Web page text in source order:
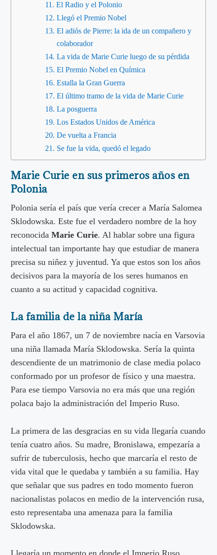
El Radio y el Polonio
Llegó el Premio Nobel
El adiós de Pierre: la ida de un compañero y
colaborador
La vida de Marie Curie luego de su pérdida
El Premio Nobel en Química
Estalla la Gran Guerra
El último tramo de la vida de Marie Curie
La posguerra
Los Estados Unidos de América
De vuelta a Francia
Se fue la vida, quedó el legado
Marie Curie en sus primeros años en
Polonia
Polonia sería el país que vería crecer a María Salomea
Sklodowska. Este fue el verdadero nombre de la hoy
reconocidaMarie Curie. Al hablar sobre una figura
intelectual tan importante hay que estudiar de manera
precisa su niñez y juventud. Ya que estos son los años
decisivos para la mayoría de los seres humanos en
cuanto a su actitud y capacidad cognitiva.
La familia de la niña María
Para el año 1867, un 7 de noviembre nacía en Varsovia
una niña llamada María Sklodowska. Sería la quinta
descendiente de un matrimonio de clase media polaco
conformado por un profesor de físico y una maestra.
Para ese tiempo Varsovia no era más que una región
polaca bajo la administración del Imperio Ruso.
La primera de las desgracias en su vida llegaría cuando
tenía cuatro años. Su madre, Bronislawa, empezaría a
sufrir de tuberculosis, hecho que marcaría el resto de
vida vital que le quedaba y también a su familia. Hay
que señalar que sus padres en todo momento fueron
nacionalistas polacos en medio de la intervención rusa,
esto representaba una amenaza para la familia
Sklodowska.